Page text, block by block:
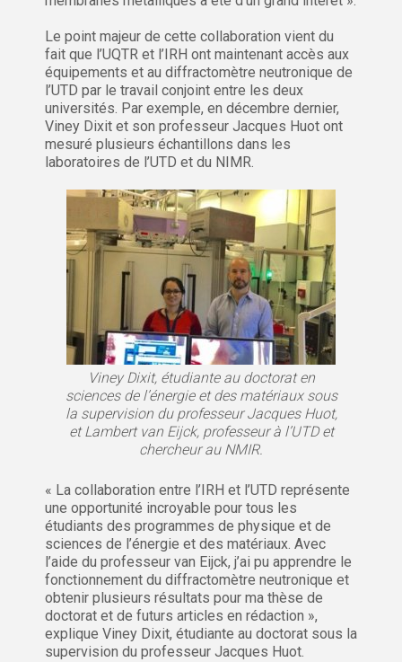
Le point majeur de cette collaboration vient du
fait que l’UQTR et l’IRH ont maintenant accès aux
équipements et au diffractomètre neutronique de
l’UTD par le travail conjoint entre les deux
universités. Par exemple, en décembre dernier,
Viney Dixit et son professeur Jacques Huot ont
mesuré plusieurs échantillons dans les
laboratoires de l’UTD et du NIMR.
Viney Dixit, étudiante au doctorat en
sciences de l’énergie et des matériaux sous
la supervision du professeur Jacques Huot,
et Lambert van Eijck, professeur à l’UTD et
chercheur au NMIR.
« La collaboration entre l’IRH et l’UTD représente
une opportunité incroyable pour tous les
étudiants des programmes de physique et de
sciences de l’énergie et des matériaux. Avec
l’aide du professeur van Eijck, j’ai pu apprendre le
fonctionnement du diffractomètre neutronique et
obtenir plusieurs résultats pour ma thèse de
doctorat et de futurs articles en rédaction »,
explique Viney Dixit, étudiante au doctorat sous la
supervision du professeur Jacques Huot.